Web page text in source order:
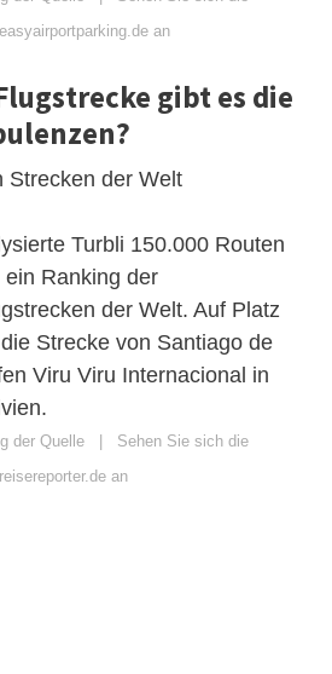
an
gibt es die
Strecken der Welt
Turbli 150.000 Routen
Ranking der
der Welt. Auf Platz
Strecke von Santiago de
Viru Viru Internacional in
der Quelle | Sehen Sie sich die
an